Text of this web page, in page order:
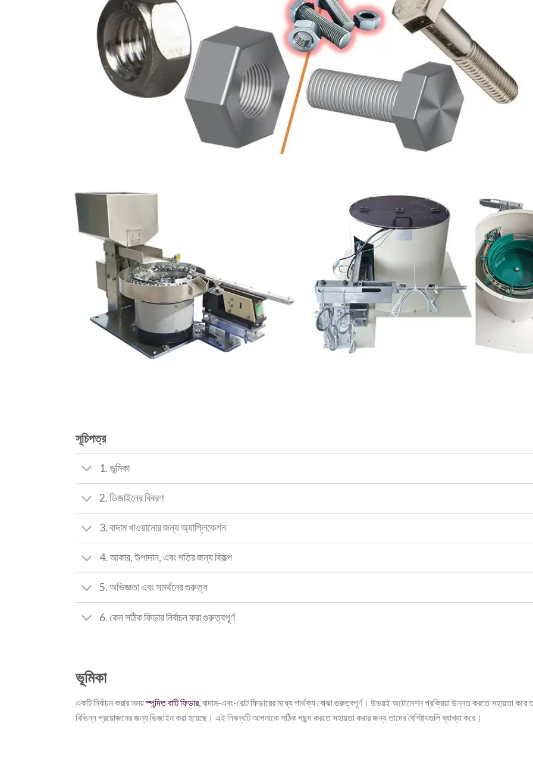
সূচিপত্র
1. ভূমিকা
2. ডিজাইনের বিবরণ
3. বাদাম খাওয়ানোর জন্য অ্যাপ্লিকেশন
4. আকার, উপাদান, এবং গতির জন্য বিকল্প
5. অভিজ্ঞতা এবং সমর্থনের গুরুত্ব
6. কেন সঠিক ফিডার নির্বাচন করা গুরুত্বপূর্ণ
ভূমিকা
একটি নির্বাচন করার সময়স্পন্দিত বাটি ফিডার, বাদাম-এবং-বোল্ট ফিডারের মধ্যে পার্থক্য বোঝা গুরুত্বপূর্ণ। উভয়ই অটোমেশন প্রক্রিয়া উন্নত করতে সহায়তা করে
বিভিন্ন প্রয়োজনের জন্য ডিজাইন করা হয়েছে। এই নিবন্ধটি আপনাকে সঠিক পছন্দ করতে সহায়তা করার জন্য তাদের বৈশিষ্ট্যগুলি ব্যাখ্যা করে।